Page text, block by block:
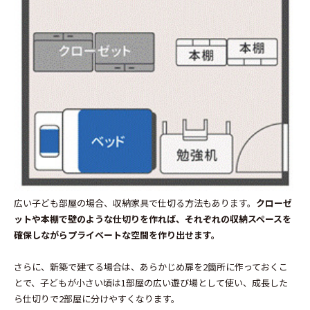
広い子ども部屋の場合、収納家具で仕切る方法もあります。 クローゼ
ットや本棚で壁のような仕切りを作れば、それぞれの収納スペースを
確保しながらプライベートな空間を作り出せます。
さらに、新築で建てる場合は、あらかじめ扉を2箇所に作っておくこ
とで、子どもが小さい頃は1部屋の広い遊び場として使い、成長した
ら仕切りで2部屋に分けやすくなります。